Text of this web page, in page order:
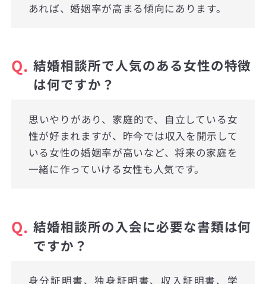
あれば、婚姻率が高まる傾向にあります。
Q. 結婚相談所で人気のある女性の特徴
は何ですか？
思いやりがあり、家庭的で、自立している女
性が好まれますが、昨今では収入を開示して
いる女性の婚姻率が高いなど、将来の家庭を
一緒に作っていける女性も人気です。
Q. 結婚相談所の入会に必要な書類は何
ですか？
身分証明書、独身証明書、収入証明書、学